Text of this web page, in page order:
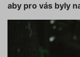
aby pro vás byly